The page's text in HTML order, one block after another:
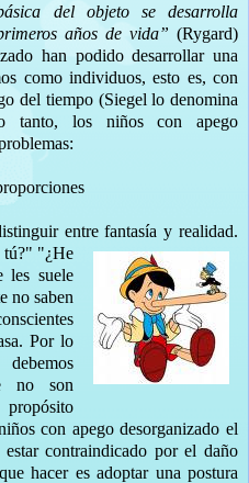
del objeto se desarrolla
años de vida” (Rygard)
han podido desarrollar una
como individuos, esto es, con
del tiempo (Siegel lo denomina
tanto, los niños con apego
entre fantasía y realidad.
tú?" "¿He
les suele
no saben
Por lo
no son
con apego desorganizado el
contraindicado por el daño
hacer es adoptar una postura